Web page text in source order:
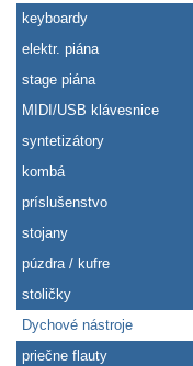
keyboardy
elektr. piána
stage piána
MIDI/USB klávesnice
syntetizátory
kombá
príslušenstvo
stojany
púzdra / kufre
stoličky
Dychové nástroje
priečne flauty